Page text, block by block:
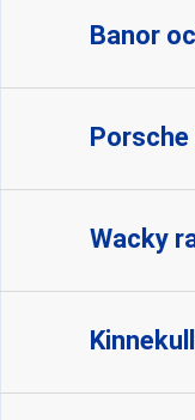
Banor
Porsche
Wacky